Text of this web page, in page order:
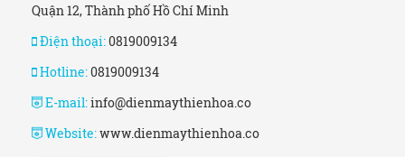
Quận 12, Thành phố Hồ Chí Minh
Điện thoại:0819009134
Hotline:0819009134
E-mail:info@dienmaythienhoa.co
Website:www.dienmaythienhoa.co